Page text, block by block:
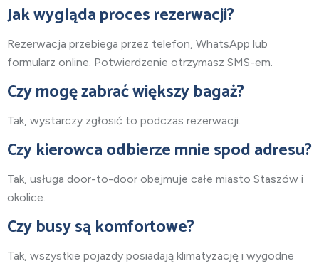
Jak wygląda proces rezerwacji?
Rezerwacja przebiega przez telefon, WhatsApp lub
formularz online. Potwierdzenie otrzymasz SMS-em.
Czy mogę zabrać większy bagaż?
Tak, wystarczy zgłosić to podczas rezerwacji.
Czy kierowca odbierze mnie spod adresu?
Tak, usługa door-to-door obejmuje całe miasto Staszów i
okolice.
Czy busy są komfortowe?
Tak, wszystkie pojazdy posiadają klimatyzację i wygodne